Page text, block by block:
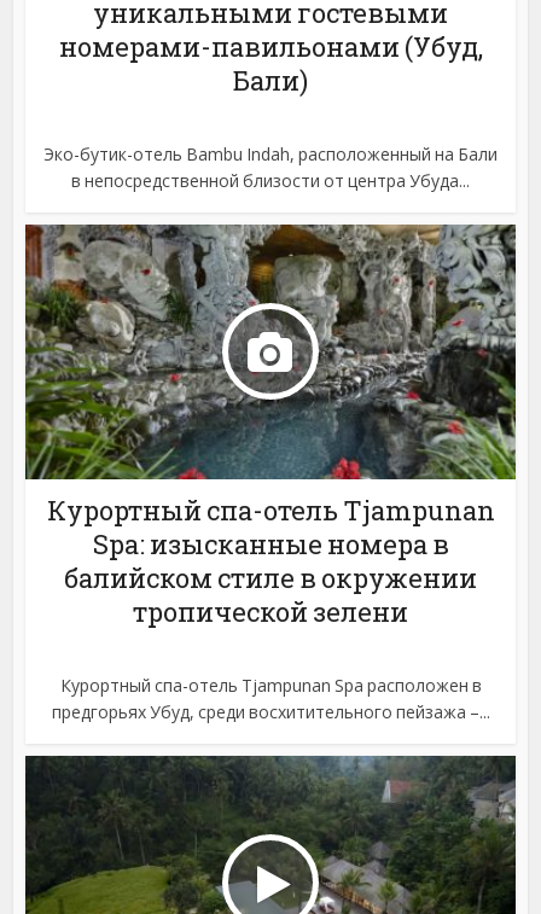
уникальными гостевыми
номерами-павильонами (Убуд,
Бали)
Эко-бутик-отель Bambu Indah, расположенный на Бали
в непосредственной близости от центра Убуда...
Курортный спа-отель Tjampunan
Spa: изысканные номера в
балийском стиле в окружении
тропической зелени
Курортный спа-отель Tjampunan Spa расположен в
предгорьях Убуд, среди восхитительного пейзажа –...